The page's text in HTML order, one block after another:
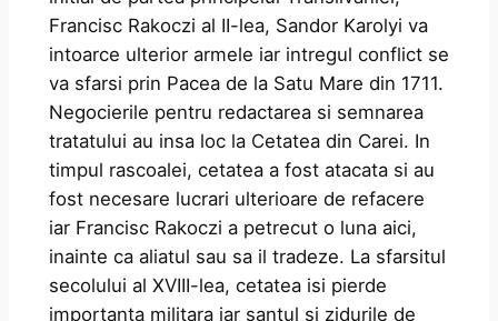
Francisc Rakoczi al II-lea, Sandor Karolyi va
intoarce ulterior armele iar intregul conflict se
va sfarsi prin Pacea de la Satu Mare din 1711.
Negocierile pentru redactarea si semnarea
tratatului au insa loc la Cetatea din Carei. In
timpul rascoalei, cetatea a fost atacata si au
fost necesare lucrari ulterioare de refacere
iar Francisc Rakoczi a petrecut o luna aici,
inainte ca aliatul sau sa il tradeze. La sfarsitul
secolului al XVIII-lea, cetatea isi pierde
importanta militara iar santul si zidurile de